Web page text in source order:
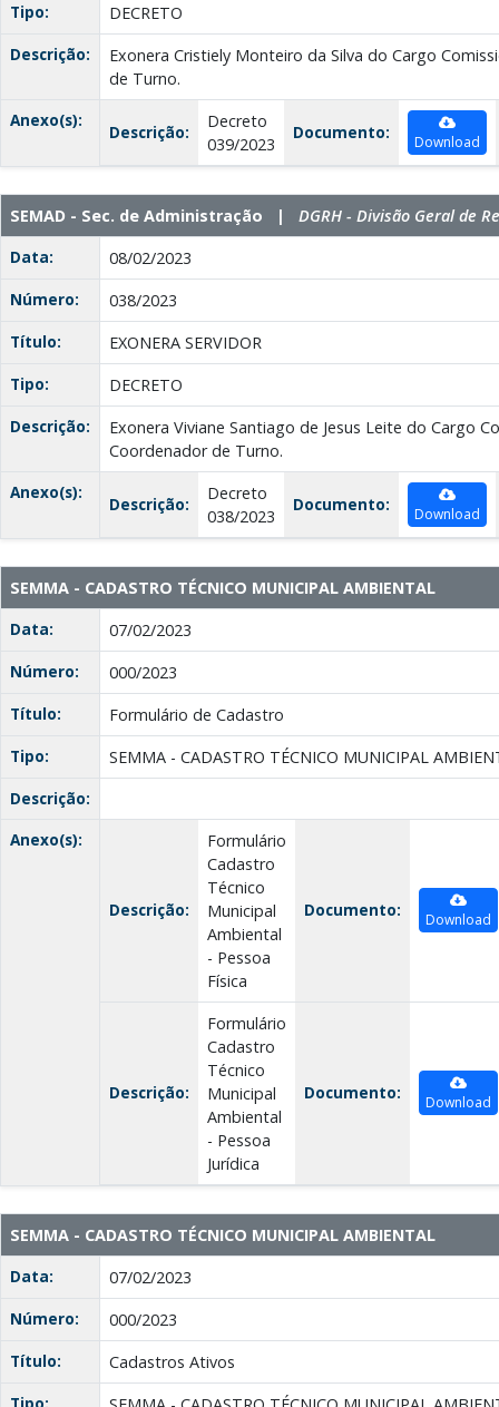
Tipo:
DECRETO
Descrição:
Exonera Cristiely Monteiro da Silva do Cargo
de Turno.
Anexo(s):
Descrição:
Decreto
039/2023
Documento: Download
SEMAD - Sec. de Administração | DGRH - Divisão Geral de
Data:
08/02/2023
Número:
038/2023
Título:
EXONERA SERVIDOR
Tipo:
DECRETO
Descrição:
Exonera Viviane Santiago de Jesus Leite do Cargo
Coordenador de Turno.
Anexo(s):
Descrição:
Decreto
038/2023
Documento: Download
SEMMA - CADASTRO TÉCNICO MUNICIPAL AMBIENTAL
Data:
07/02/2023
Número:
000/2023
Título:
Formulário de Cadastro
Tipo:
SEMMA - CADASTRO TÉCNICO MUNICIPAL
Descrição:
Anexo(s):
Descrição:
Formulário
Cadastro
Técnico
Municipal
Ambiental
- Pessoa
Física
Documento: Download
Descrição:
Formulário
Cadastro
Técnico
Municipal
Ambiental
- Pessoa
Jurídica
Documento: Download
SEMMA - CADASTRO TÉCNICO MUNICIPAL AMBIENTAL
Data:
07/02/2023
Número:
000/2023
Título:
Cadastros Ativos